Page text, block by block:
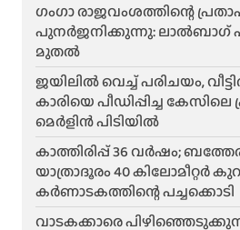
ഗംഗാ രാജവംശത്തിന്റെ
പുനർജനിക്കുന്നു: ലാൽബാഗ്
മുതൽ
ജയിലിൽ വെച്ച് പരിചയം,
കാരിയെ പീഡിപ്പിച്ച കേസിലെ
മെർളിൻ പിടിയിൽ
കാത്തിരിപ്പ് 36 വർഷം;
യാത്രാദൂരം 40 കിലോമീറ്റർ
കർണാടകത്തിന്റെ പച്ചക്കൊടി
വാടകക്കാരെ